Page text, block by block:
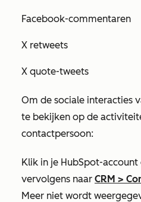
Facebook-commentaren
X retweets
X quote-tweets
Om de sociale interacties
te bekijken op de
contactpersoon:
Klik in je HubSpot-account
vervolgens naar CRM >
Meer niet wordt